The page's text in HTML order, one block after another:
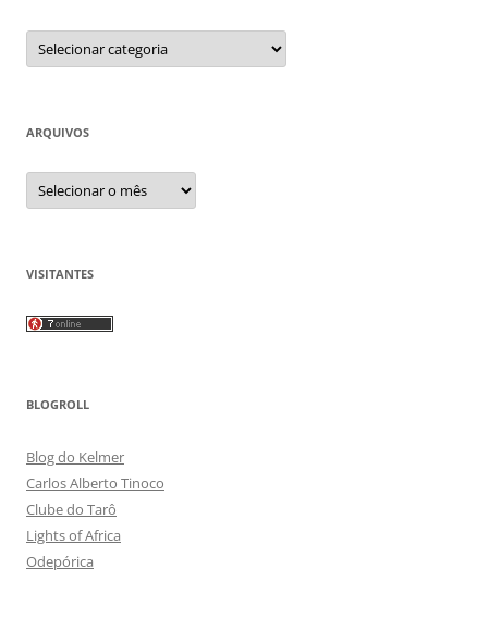
Categorias
ARQUIVOS
Arquivos
VISITANTES
BLOGROLL
Blog do Kelmer
Carlos Alberto Tinoco
Clube do Tarô
Lights of Africa
Odepórica